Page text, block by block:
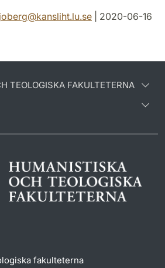
@kansliht.lu.se | 2020-06-16
TEOLOGISKA FAKULTETERNA
fakulteterna